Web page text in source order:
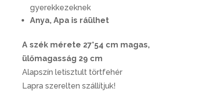
gyerekkezeknek
Anya, Apa is ráülhet
A szék mérete 27*54 cm magas,
ülőmagasság 29 cm
Alapszín letisztult törtfehér
Lapra szerelten szállítjuk!